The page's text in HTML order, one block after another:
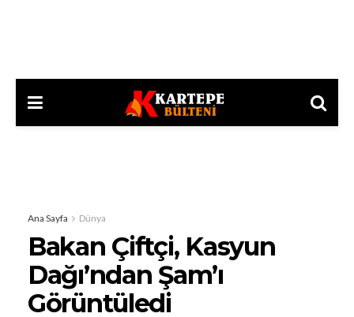
Ana Sayfa Dünya
Bakan Çiftçi, Kasyun
Dağı’ndan Şam’ı
Görüntüledi